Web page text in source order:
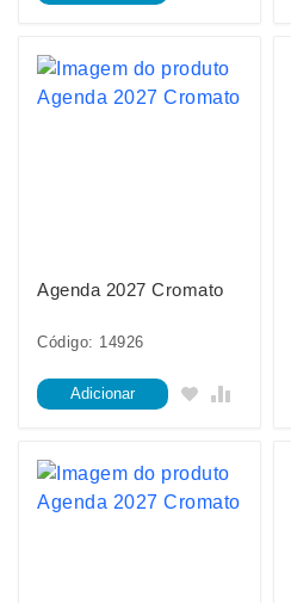
Agenda 2027 Cromato
Código: 14926
Adicionar